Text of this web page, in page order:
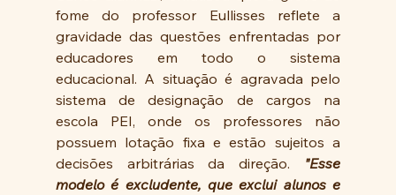
fome do professor Eullisses reflete a
gravidade das questões enfrentadas por
educadores em todo o sistema
educacional. A situação é agravada pelo
sistema de designação de cargos na
escola PEI, onde os professores não
possuem lotação fixa e estão sujeitos a
decisões arbitrárias da direção. "Esse
modelo é excludente, que exclui alunos e